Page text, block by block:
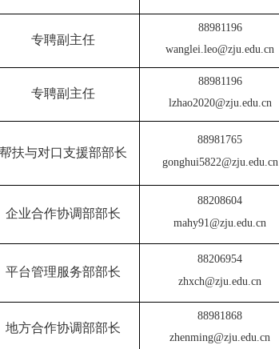
专聘副主任
88981196
wanglei.leo@zju.edu.cn
专聘副主任
88981196
lzhao2020@zju.edu.cn
帮扶与对口支援部部长
88981765
gonghui5822@zju.edu.cn
企业合作协调部部长
88208604
mahy91@zju.edu.cn
平台管理服务部部长
88206954
zhxch@zju.edu.cn
地方合作协调部部长
88981868
zhenming@zju.edu.cn